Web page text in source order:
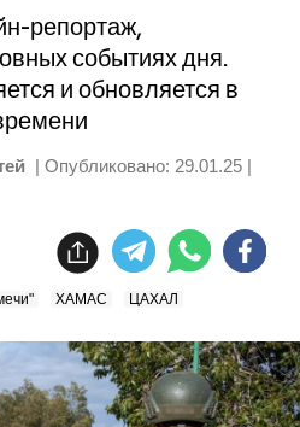
репортаж,
событиях дня.
и обновляется в
| Опубликовано: 29.01.25 |
ХАМАС ЦАХАЛ